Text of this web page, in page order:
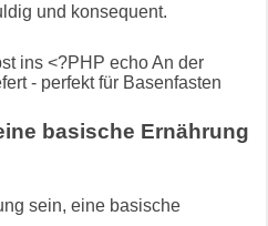
und konsequent.
basische Ernährung
sein, eine basische